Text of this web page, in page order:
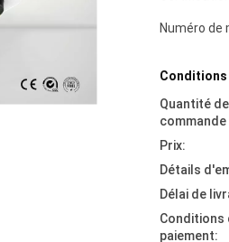
Numéro de
Conditions
Quantité de
commande
Prix:
Détails
Délai de
Conditions
paiement: